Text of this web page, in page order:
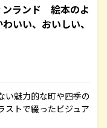
ンランド 絵本のよ
いい、おいしい、
い魅力的な町や四季の
ストで綴ったビジュア